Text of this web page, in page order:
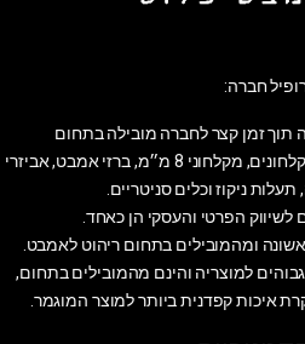
חברה:
תוך זמן קצר לחברה מובילה בתחום
8 מ״מ, ברזי אמבט, אביזרי
ניקוז וכלים סניטריים.
הפרטי והעסקי הן כאחד.
ומהמובילים בתחום ריהוט לאמבט.
למוצריה והינם מהמובילים בתחום,
איכות קפדנית ביותר למוצר המוגמר.